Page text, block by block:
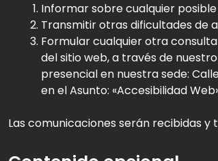
Informar sobre cualquier
Transmitir otras dificultades de
Formular cualquier otra
del sitio web, a través de
presencial en nuestra sede:
en el Asunto: «Accesibilidad
Las comunicaciones serán recibidas